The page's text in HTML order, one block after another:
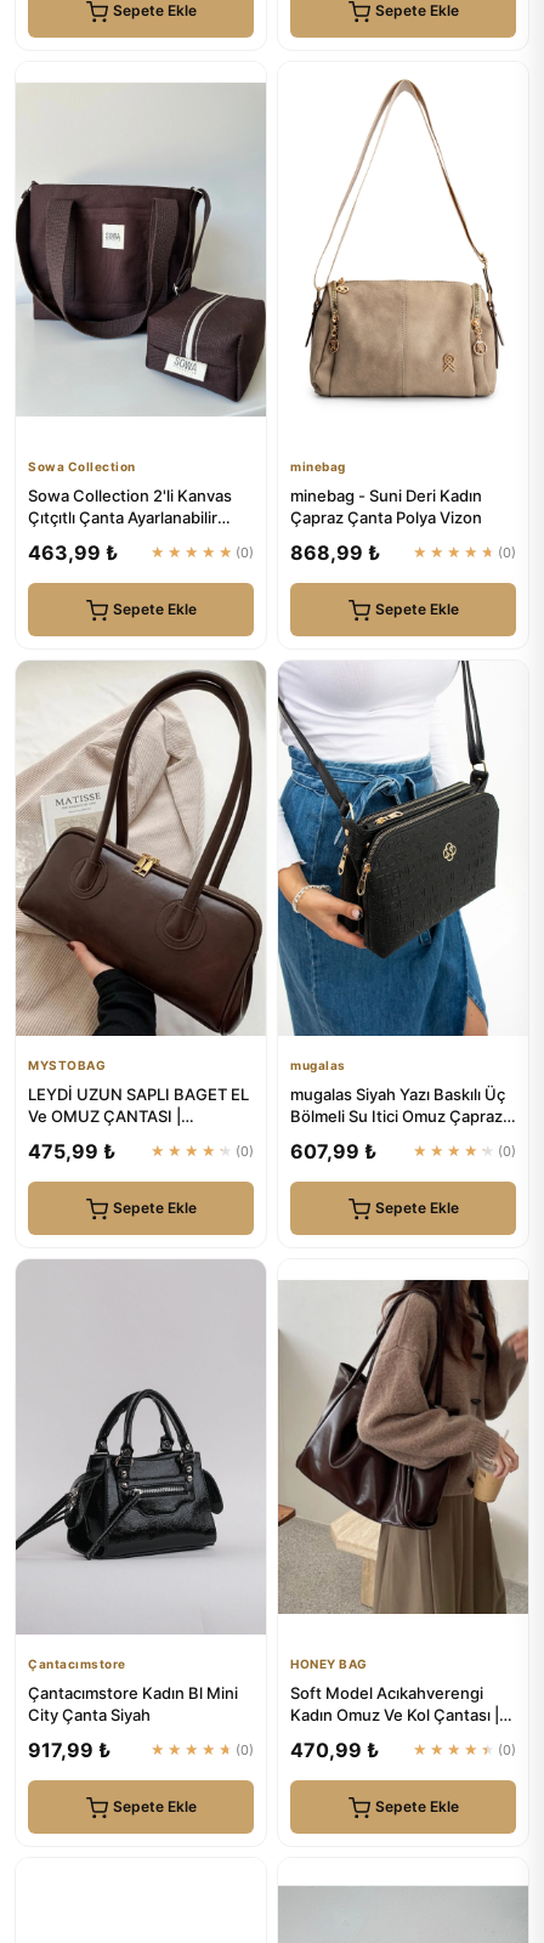
Sepete Ekle Sepete Ekle
Sowa Collection
Sowa Collection 2'li Kanvas
Çıtçıtlı Çanta Ayarlanabilir
463,99 ₺ ★★★★★ (0)
Sepete Ekle
minebag
minebag - Suni Deri Kadın
Çapraz Çanta Polya Vizon
868,99 ₺ ★★★★★ (0)
Sepete Ekle
MYSTOBAG
LEYDİ UZUN SAPLI BAGET EL
Ve OMUZ ÇANTASI |
475,99 ₺ ★★★★★ (0)
Sepete Ekle
mugalas
mugalas Siyah Yazı Baskılı Üç
Bölmeli Su Itici Omuz Çapraz
607,99 ₺ ★★★★★ (0)
Sepete Ekle
Çantacımstore
Çantacımstore Kadın Bl Mini
City Çanta Siyah
917,99 ₺ ★★★★★ (0)
Sepete Ekle
HONEY BAG
Soft Model Acıkahverengi
Kadın Omuz Ve Kol Çantası |
470,99 ₺ ★★★★★ (0)
Sepete Ekle